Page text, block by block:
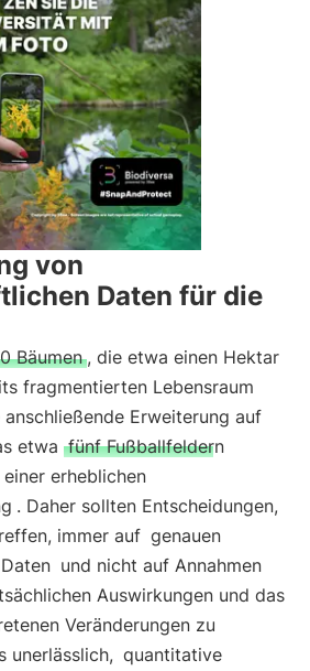
von
Daten für die
Bäumen , die etwa einen Hektar
fragmentierten Lebensraum
Erweiterung auf
etwa fünf Fußballfeldern
erheblichen
. Daher sollten Entscheidungen,
immer auf genauen
und nicht auf Annahmen
Auswirkungen und das
Veränderungen zu
unerlässlich, quantitative